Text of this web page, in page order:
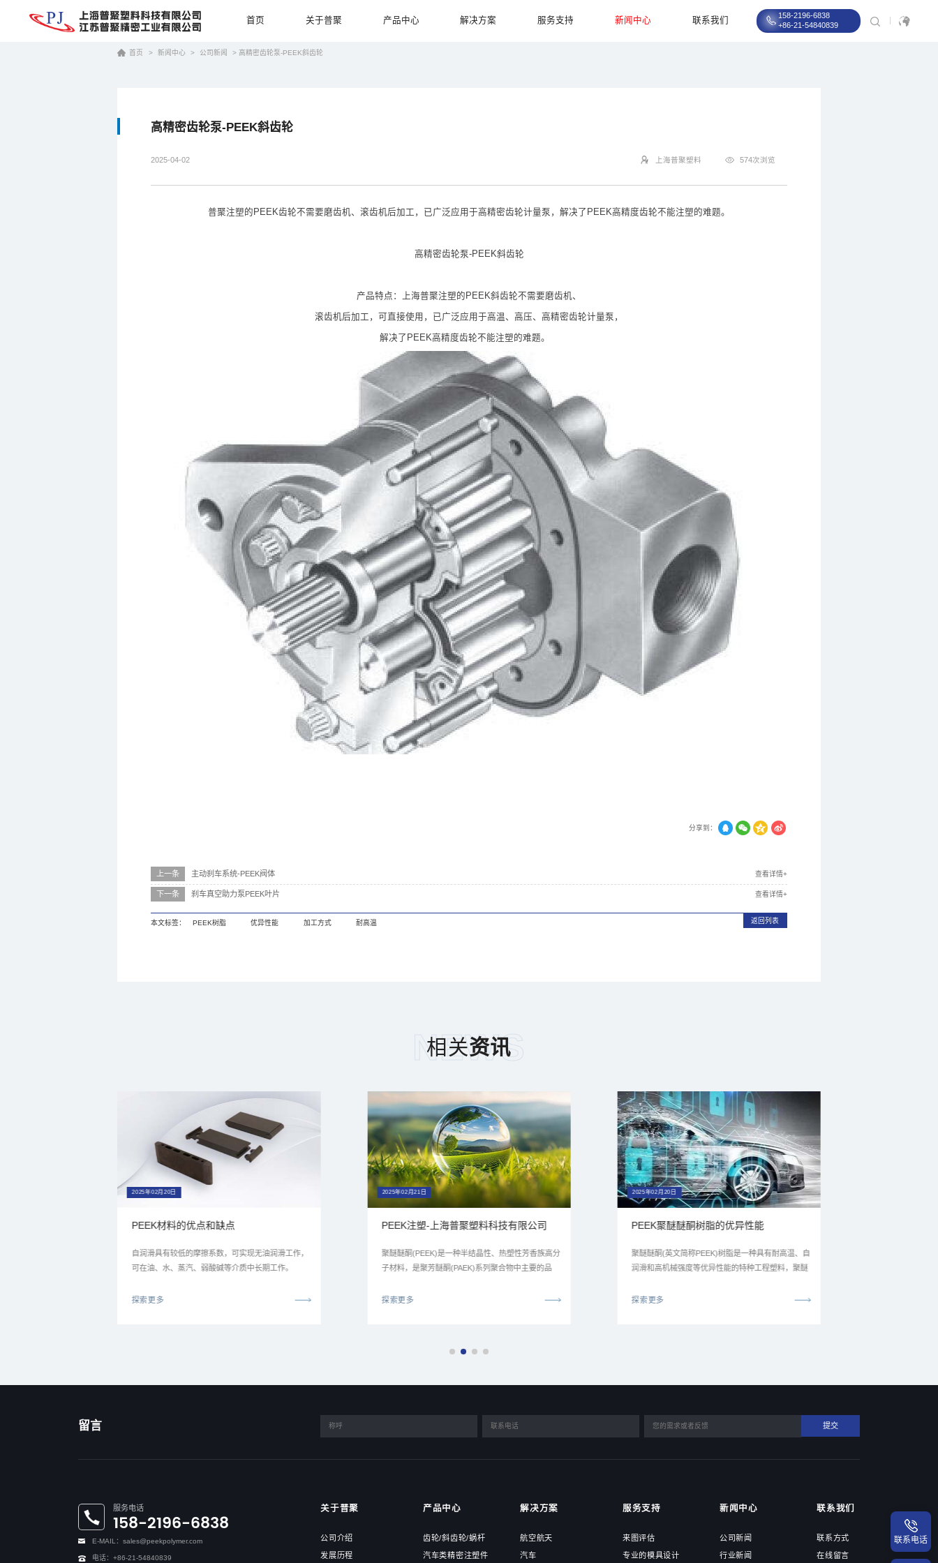
158-2196-6838
+86-21-54840839
首页 关于普聚 产品中心 解决方案 服务支持 新闻中心 联系我们
首页 > 新闻中心 > 公司新闻 > 高精密齿轮泵-PEEK斜齿轮
高精密齿轮泵-PEEK斜齿轮
2025-04-02 574次浏览
上海普聚塑料
普聚注塑的PEEK齿轮不需要磨齿机、滚齿机后加工，已广泛应用于高精密齿轮计量泵，解决了PEEK高精度齿轮不能注塑的难题。
高精密齿轮泵-PEEK斜齿轮
产品特点：上海普聚注塑的PEEK斜齿轮不需要磨齿机、
滚齿机后加工，可直接使用，已广泛应用于高温、高压、高精密齿轮计量泵，
解决了PEEK高精度齿轮不能注塑的难题。
分享到：
上一条 查看详情+
主动刹车系统-PEEK阀体
下一条 查看详情+
刹车真空助力泵PEEK叶片
本文标签： PEEK树脂 优异性能 加工方式 耐高温 返回列表
相关资讯
NEWS
2025年02月20日
PEEK材料的优点和缺点
自润滑具有较低的摩擦系数，可实现无油润滑工作，
可在油、水、蒸汽、弱酸碱等介质中长期工作。
探索更多
2025年02月21日
PEEK注塑-上海普聚塑料科技有限公司
聚醚醚酮(PEEK)是一种半结晶性、热塑性芳香族高分
子材料，是聚芳醚酮(PAEK)系列聚合物中主要的品
探索更多
2025年02月20日
PEEK聚醚醚酮树脂的优异性能
聚醚醚酮(英文简称PEEK)树脂是一种具有耐高温、自
润滑和高机械强度等优异性能的特种工程塑料，聚醚
探索更多
留言 提交
服务电话
158-2196-6838
E-MAIL：sales@peekpolymer.com
电话：+86-21-54840839
关于普聚
公司介绍
发展历程
产品中心
齿轮/斜齿轮/蜗杆
汽车类精密注塑件
解决方案
航空航天
汽车
服务支持
来图评估
专业的模具设计
新闻中心
公司新闻
行业新闻
联系我们
联系方式
在线留言
联系电话